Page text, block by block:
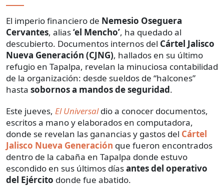
El imperio financiero de Nemesio Oseguera
Cervantes, alias‘el Mencho’, ha quedado al
descubierto. Documentos internos del Cártel Jalisco
Nueva Generación (CJNG), hallados en su último
refugio en Tapalpa, revelan la minuciosa contabilidad
de la organización: desde sueldos de “halcones”
hasta sobornos a mandos de seguridad.
Este jueves, El Universaldio a conocer documentos,
escritos a mano y elaborados en computadora,
donde se revelan las ganancias y gastos del Cártel
Jalisco Nueva Generación que fueron encontrados
dentro de la cabaña en Tapalpa donde estuvo
escondido en sus últimos díasantes del operativo
del Ejército donde fue abatido.